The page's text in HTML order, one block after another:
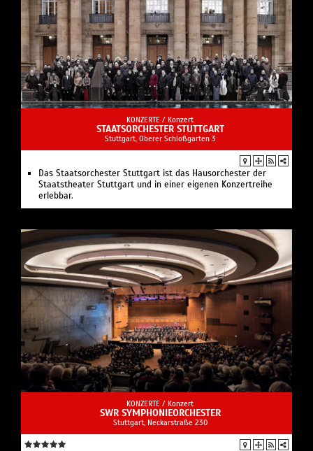
KONZERTE / Konzert
STAATSORCHESTER STUTTGART
Stuttgart, Oberer Schloßgarten 3
Das Staatsorchester Stuttgart ist das Hausorchester der
Staatstheater Stuttgart und in einer eigenen Konzertreihe
erlebbar.
KONZERTE / Konzert
SWR SYMPHONIEORCHESTER
Stuttgart, Neckarstraße 230